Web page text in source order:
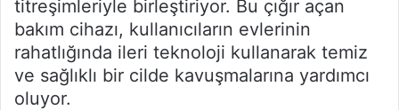
titreşimleriyle birleştiriyor. Bu çığır açan
bakım cihazı, kullanıcıların evlerinin
rahatlığında ileri teknoloji kullanarak temiz
ve sağlıklı bir cilde kavuşmalarına yardımcı
oluyor.